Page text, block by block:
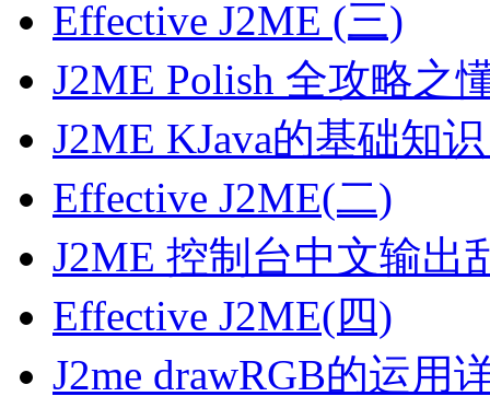
Effective J2ME (三)
J2ME Polish 全攻略之
J2ME KJava的基础知
Effective J2ME(二)
J2ME 控制台中文输出
Effective J2ME(四)
J2me drawRGB的运用